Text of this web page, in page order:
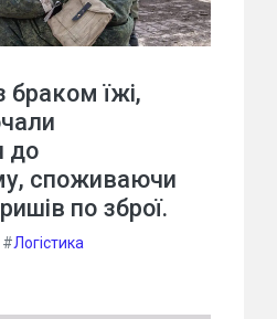
браком їжі,
до
споживаючи
по зброї.
#Логістика